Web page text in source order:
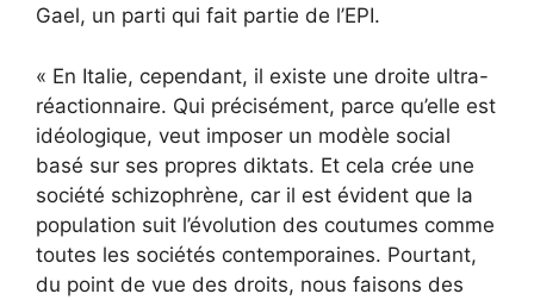
Gael, un parti qui fait partie de l’EPI.
« En Italie, cependant, il existe une droite ultra-
réactionnaire. Qui précisément, parce qu’elle est
idéologique, veut imposer un modèle social
basé sur ses propres diktats. Et cela crée une
société schizophrène, car il est évident que la
population suit l’évolution des coutumes comme
toutes les sociétés contemporaines. Pourtant,
du point de vue des droits, nous faisons des